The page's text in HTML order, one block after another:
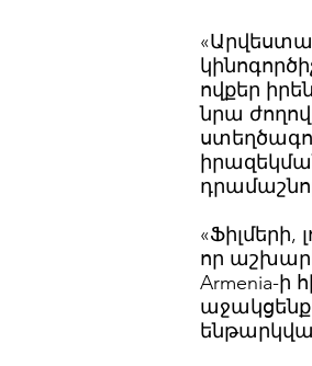
ովքեր
նրա
որ
Armenia-ի
աջակցենք